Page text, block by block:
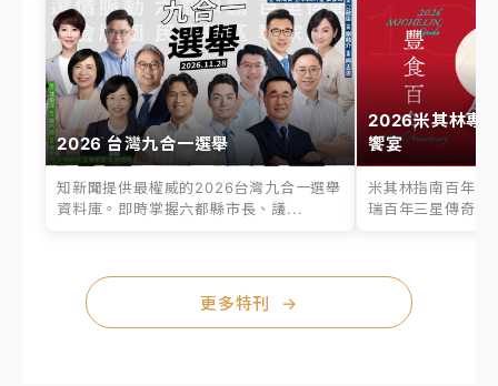
2026 台灣九合一選舉
知新聞提供最權威的2026台灣九合一選舉
資料庫。即時掌握六都縣市長、議...
2026米其林專
饗宴
米其林指南百年之
瑞百年三星傳奇、
更多特刊 →